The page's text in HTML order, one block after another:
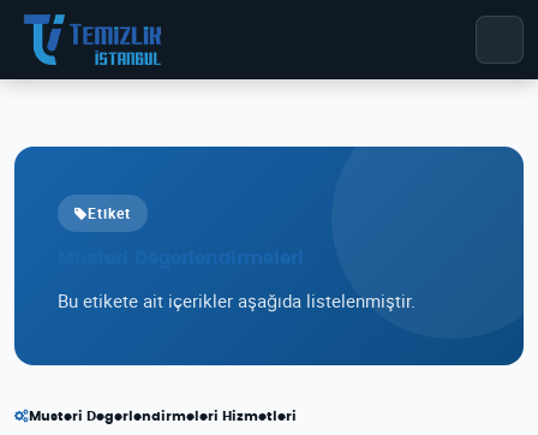
Etiket
Musteri Degerlendirmeleri
Bu etikete ait içerikler aşağıda listelenmiştir.
Musteri Degerlendirmeleri Hizmetleri